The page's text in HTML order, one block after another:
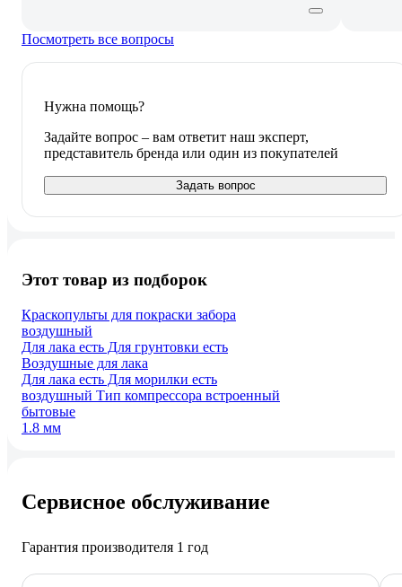
Посмотреть все вопросы
Нужна помощь?
Задайте вопрос – вам ответит наш эксперт,
представитель бренда или один из покупателей
Задать вопрос
Этот товар из подборок
Краскопульты для покраски забора
воздушный
Для лака есть Для грунтовки есть
Воздушные для лака
Для лака есть Для морилки есть
воздушный Тип компрессора встроенный
бытовые
1.8 мм
Сервисное обслуживание
Гарантия производителя 1 год